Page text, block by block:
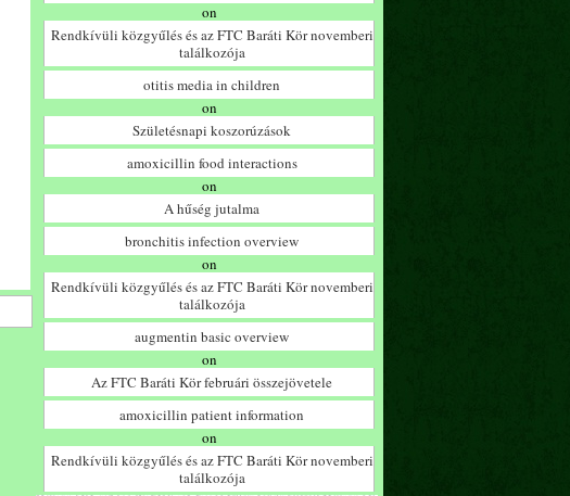
on
Rendkívüli közgyűlés és az FTC Baráti Kör novemberi
találkozója
otitis media in children
on
Születésnapi koszorúzások
amoxicillin food interactions
on
A hűség jutalma
bronchitis infection overview
on
Rendkívüli közgyűlés és az FTC Baráti Kör novemberi
találkozója
augmentin basic overview
on
Az FTC Baráti Kör februári összejövetele
amoxicillin patient information
on
Rendkívüli közgyűlés és az FTC Baráti Kör novemberi
találkozója